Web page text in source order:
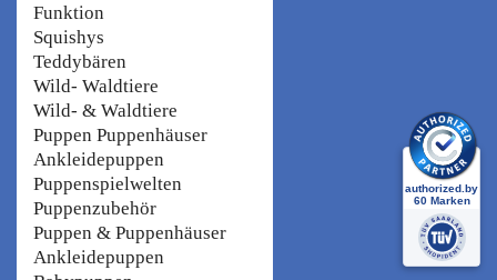
Funktion
Squishys
Teddybären
Wild- Waldtiere
Wild- & Waldtiere
Puppen Puppenhäuser
Ankleidepuppen
Puppenspielwelten
Puppenzubehör
Puppen & Puppenhäuser
Ankleidepuppen